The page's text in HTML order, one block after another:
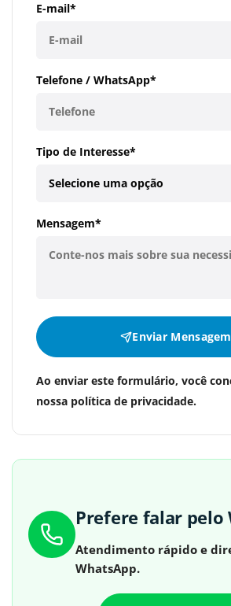
E-mail*
Telefone / WhatsApp*
Tipo de Interesse*
Mensagem*
Enviar Mensagem
Ao enviar este formulário, você
nossa política de privacidade.
Prefere falar pelo
Atendimento rápido e
WhatsApp.